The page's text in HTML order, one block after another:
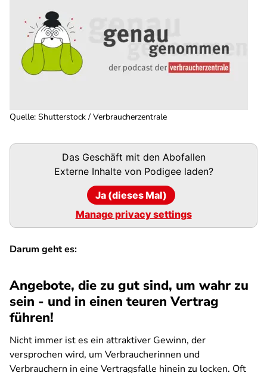
Quelle: Shutterstock / Verbraucherzentrale
Podigee-
Das Geschäft mit den Abofallen
Externe Inhalte von Podigeeladen?
Ja (dieses Mal)
Manage privacy settings
Darum geht es:
Angebote, die zu gut sind, um wahr zu
sein - und in einen teuren Vertrag
führen!
Nicht immer ist es ein attraktiver Gewinn, der
versprochen wird, um Verbraucherinnen und
Verbrauchern in eine Vertragsfalle hinein zu locken. Oft